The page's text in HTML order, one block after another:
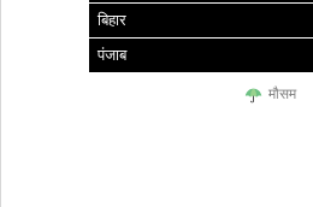
बिहार
पंजाब
मौसम